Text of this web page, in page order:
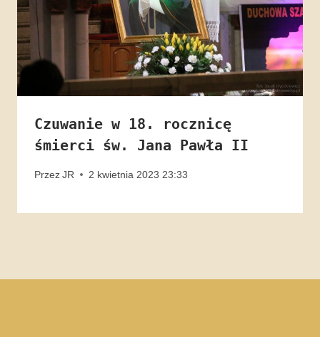
Czuwanie w 18. rocznicę
śmierci św. Jana Pawła II
PrzezJR 2 kwietnia 2023 23:33